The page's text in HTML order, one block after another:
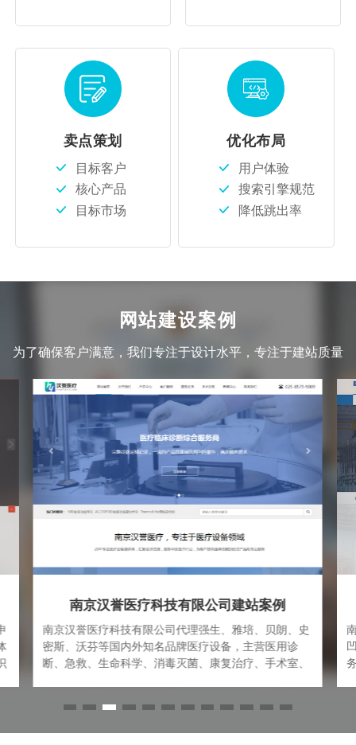
卖点策划
目标客户
核心产品
目标市场
优化布局
用户体验
搜索引擎规范
降低跳出率
网站建设案例
为了确保客户满意，我们专注于设计水平，专注于建站质量
誉医疗科技有限公司建站案例
科技有限公司代理强生、雅培、贝朗、史
国内外知名品牌医疗设备，主营医用诊
科学、消毒灭菌、康复治疗、手术室、
伴的支持和信赖。
南京杜赛机电设备有
凹版印刷机、复合机
务的科技型公司。公